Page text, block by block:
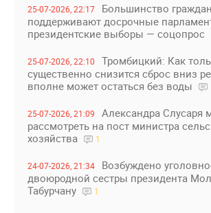
25-07-2026, 22:17
Большинство
поддерживают досрочные
президентские выборы — соцопрос
25-07-2026, 22:10
Тромбицкий: Как
существенно снизится сброс вниз
вполне может остаться без воды
25-07-2026, 21:09
Александра Слусаря
рассмотреть на пост министра
хозяйства
1
24-07-2026, 21:34
Возбуждено
двоюродной сестры президента
Табурчану
1